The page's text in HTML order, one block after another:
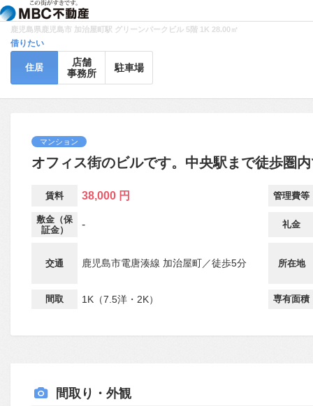
鹿児島県鹿児島市 加治屋町駅 グリーンパークビル 5階 1K 28.00㎡
借りたい
住居
店舗
事務所
駐車場
マンション
オフィス街のビルです。中央駅まで徒歩圏
賃料 38,000 円 管理費等
敷金（保
証金）
- 礼金
交通 鹿児島市電唐湊線 加治屋町／徒歩5分 所在地
間取 1K（7.5洋・2K） 専有面積
間取り・外観